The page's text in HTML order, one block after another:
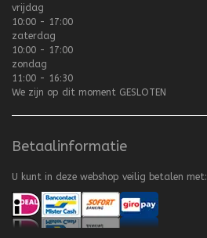
vrijdag
10:00 - 17:00
zaterdag
10:00 - 17:00
zondag
11:00 - 16:30
We zijn op dit moment GESLOTEN
Betaalinformatie
U kunt in deze webshop veilig betalen met: